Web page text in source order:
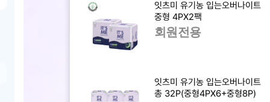
잇츠미 유기농 입는오버나이트
중형 4PX2팩
회원전용
잇츠미 유기농 입는오버나이트
총 32P(중형4PX6+중형8P)